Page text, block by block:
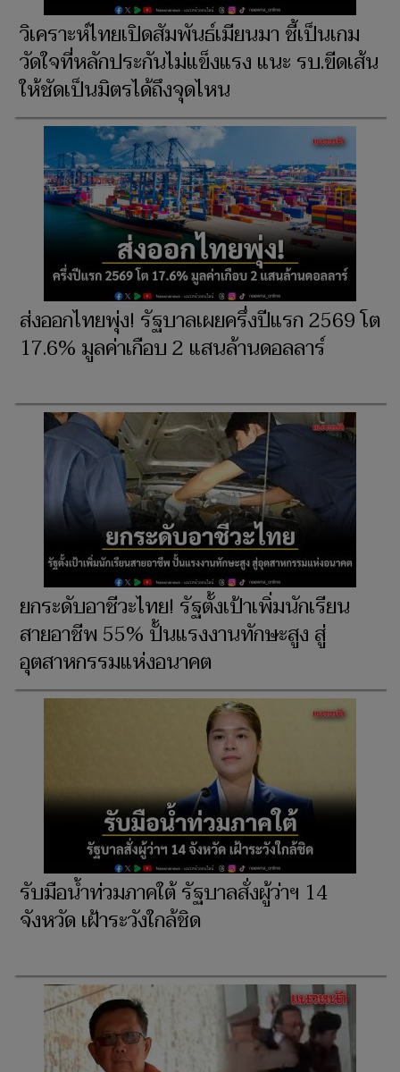
วิเคราะห์ไทยเปิดสัมพันธ์เมียนมา ชี้เป็นเกม
วัดใจที่หลักประกันไม่แข็งแรง แนะ รบ.ขีดเส้น
ให้ชัดเป็นมิตรได้ถึงจุดไหน
ส่งออกไทยพุ่ง! รัฐบาลเผยครึ่งปีแรก 2569 โต
17.6% มูลค่าเกือบ 2 แสนล้านดอลลาร์
ยกระดับอาชีวะไทย! รัฐตั้งเป้าเพิ่มนักเรียน
สายอาชีพ 55% ปั้นแรงงานทักษะสูง สู่
อุตสาหกรรมแห่งอนาคต
รับมือน้ำท่วมภาคใต้ รัฐบาลสั่งผู้ว่าฯ 14
จังหวัด เฝ้าระวังใกล้ชิด